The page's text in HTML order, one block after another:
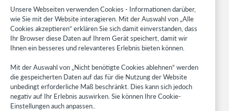
Research
WebJunction
Developer Network
Stay in the know.
Get the latest product updates, research, events, and much more—
right to your inbox.
Subscribe now
Unsere Webseiten verwenden Cookies - Informationen darüber,
wie Sie mit der Website interagieren. Mit der Auswahl von „Alle
Cookies akzeptieren“ erklären Sie sich damit einverstanden, dass
Ihr Browser diese Daten auf Ihrem Gerät speichert, damit wir
Ihnen ein besseres und relevanteres Erlebnis bieten können.
Mit der Auswahl von „Nicht benötigte Cookies ablehnen“ werden
die gespeicherten Daten auf das für die Nutzung der Website
unbedingt erforderliche Maß beschränkt. Dies kann sich jedoch
negativ auf Ihr Erlebnis auswirken. Sie können Ihre Cookie-
Einstellungen auch anpassen..